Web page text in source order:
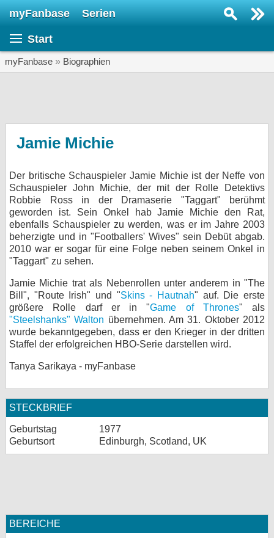
myFanbase Serien
Start
myFanbase » Biographien
Jamie Michie
Der britische Schauspieler Jamie Michie ist der Neffe von
Schauspieler John Michie, der mit der Rolle Detektivs
Robbie Ross in der Dramaserie "Taggart" berühmt
geworden ist. Sein Onkel hab Jamie Michie den Rat,
ebenfalls Schauspieler zu werden, was er im Jahre 2003
beherzigte und in "Footballers' Wives" sein Debüt abgab.
2010 war er sogar für eine Folge neben seinem Onkel in
"Taggart" zu sehen.
Jamie Michie trat als Nebenrollen unter anderem in "The
Bill", "Route Irish" und "Skins - Hautnah" auf. Die erste
größere Rolle darf er in "Game of Thrones" als
"Steelshanks" Walton übernehmen. Am 31. Oktober 2012
wurde bekanntgegeben, dass er den Krieger in der dritten
Staffel der erfolgreichen HBO-Serie darstellen wird.
Tanya Sarikaya - myFanbase
STECKBRIEF
Geburtstag
1977
Geburtsort
Edinburgh, Scotland, UK
BEREICHE
KULTUR
Specials
SERVICE
Gewinnspiele
bei X
bei Facebook
Cookie-Einstellungen